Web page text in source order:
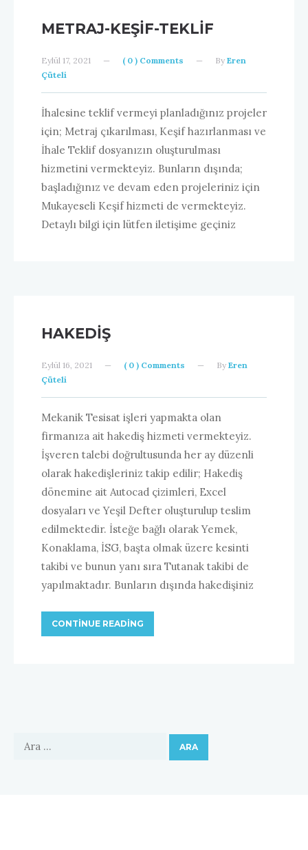
METRAJ-KEŞIF-TEKLIF
Eylül 17, 2021 — ( 0 ) Comments — By Eren
Çüteli
İhalesine teklif vermeyi planladığınız projeler
için; Metraj çıkarılması, Keşif hazırlanması ve
İhale Teklif dosyanızın oluşturulması
hizmetini vermekteyiz. Bunların dışında;
başladığınız ve devam eden projeleriniz için
Mukayeseli Keşif hizmeti de vermekteyiz.
Detaylı bilgi için lütfen iletişime geçiniz
HAKEDIŞ
Eylül 16, 2021 — ( 0 ) Comments — By Eren
Çüteli
Mekanik Tesisat işleri yapmakta olan
firmanıza ait hakediş hizmeti vermekteyiz.
İşveren talebi doğrultusunda her ay düzenli
olarak hakedişleriniz takip edilir; Hakediş
dönemine ait Autocad çizimleri, Excel
dosyaları ve Yeşil Defter oluşturulup teslim
edilmektedir. İsteğe bağlı olarak Yemek,
Konaklama, İSG, başta olmak üzere kesinti
takibi ve bunun yanı sıra Tutanak takibi de
yapılmaktadır. Bunların dışında hakedişiniz
CONTINUE READING
Arama: